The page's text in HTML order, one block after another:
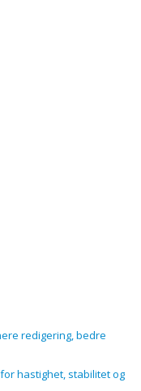
redigering, bedre
hastighet, stabilitet og